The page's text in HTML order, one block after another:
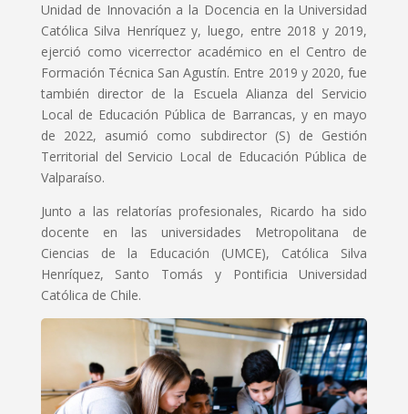
Unidad de Innovación a la Docencia en la Universidad
Católica Silva Henríquez y, luego, entre 2018 y 2019,
ejerció como vicerrector académico en el Centro de
Formación Técnica San Agustín. Entre 2019 y 2020, fue
también director de la Escuela Alianza del Servicio
Local de Educación Pública de Barrancas, y en mayo
de 2022, asumió como subdirector (S) de Gestión
Territorial del Servicio Local de Educación Pública de
Valparaíso.
Junto a las relatorías profesionales, Ricardo ha sido
docente en las universidades Metropolitana de
Ciencias de la Educación (UMCE), Católica Silva
Henríquez, Santo Tomás y Pontificia Universidad
Católica de Chile.